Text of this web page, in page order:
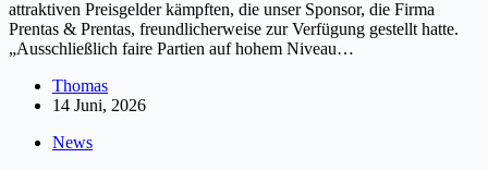
attraktiven Preisgelder kämpften, die unser Sponsor, die Firma
Prentas & Prentas, freundlicherweise zur Verfügung gestellt hatte.
„Ausschließlich faire Partien auf hohem Niveau…
Thomas
14 Juni, 2026
News